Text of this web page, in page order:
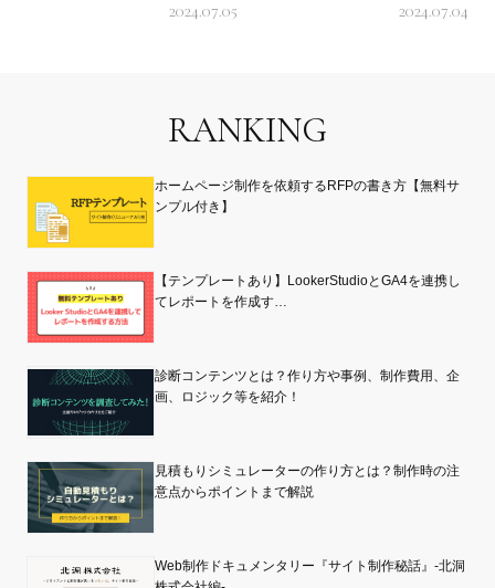
2024.07.05 2024.07.04
RANKING
ホームページ制作を依頼するRFPの書き方【無料サ
ンプル付き】
【テンプレートあり】LookerStudioとGA4を連携し
てレポートを作成す…
診断コンテンツとは？作り方や事例、制作費用、企
画、ロジック等を紹介！
見積もりシミュレーターの作り方とは？制作時の注
意点からポイントまで解説
Web制作ドキュメンタリー『サイト制作秘話』-北洞